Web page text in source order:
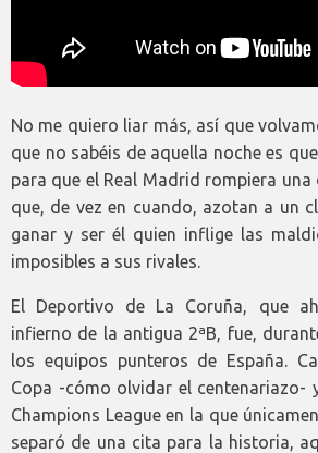
No me quiero liar más, así que
que no sabéis de aquella noche es
para que el Real Madrid rompiera una
que, de vez en cuando, azotan a un
ganar y ser él quien inflige las
imposibles a sus rivales.
El Deportivo de La Coruña, que
infierno de la antigua 2ªB, fue,
los equipos punteros de España.
Copa -cómo olvidar el centenariazo-
Champions League en la que
separó de una cita para la historia,